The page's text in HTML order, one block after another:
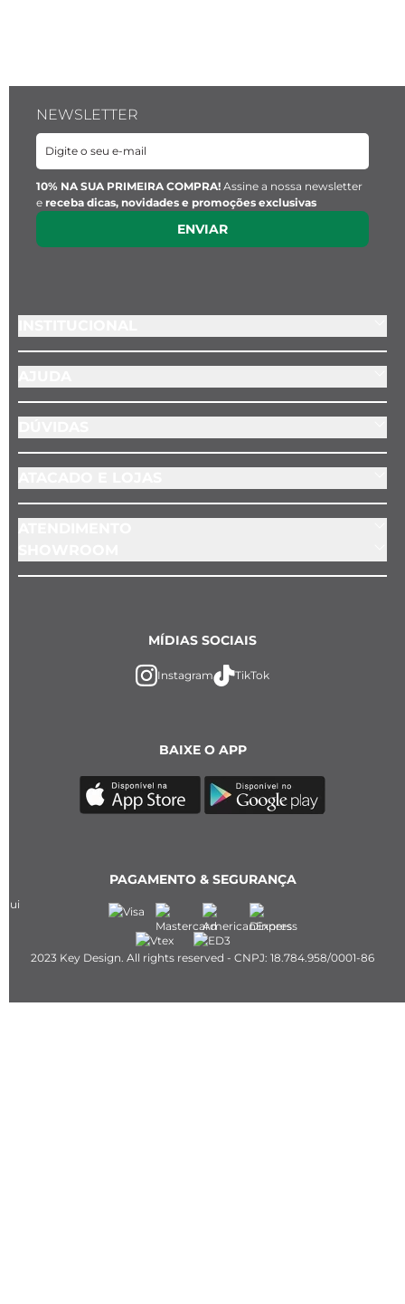
NEWSLETTER
10% NA SUA PRIMEIRA COMPRA! Assine a nossa newsletter
e receba dicas, novidades e promoções exclusivas
ENVIAR
BAIXE O APP
MÍDIAS SOCIAIS
Instagram TikTok
PAGAMENTO & SEGURANÇA
2023 Key Design. All rights reserved - CNPJ: 18.784.958/0001-86